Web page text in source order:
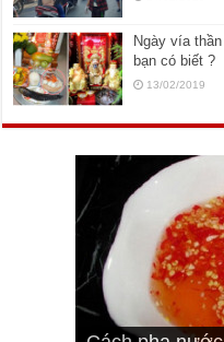
Ngày vía
bạn có biết ?
13/02/2019